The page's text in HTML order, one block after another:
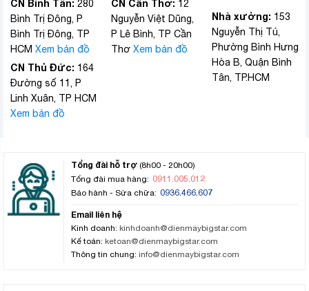
CN Bình Tân: 280
Bình Trị Đông, P
Bình Trị Đông, TP
HCM Xem bản đồ
CN Thủ Đức: 164
Đường số 11, P
Linh Xuân, TP HCM
Xem bản đồ
CN Cần Thơ: 12
Nguyễn Việt Dũng,
P Lê Bình, TP Cần
Thơ Xem bản đồ
Nhà xưởng: 153
Nguyễn Thị Tú,
Phường Bình Hưng
Hòa B, Quận Bình
Tân, TP.HCM
Tổng đài hỗ trợ (8h00 - 20h00)
Tổng đài mua hàng: 0911.005.012
Bảo hành - Sửa chữa: 0936.466.607
Email liên hệ
Kinh doanh: kinhdoanh@dienmaybigstar.com
Kế toán: ketoan@dienmaybigstar.com
Thông tin chung: info@dienmaybigstar.com